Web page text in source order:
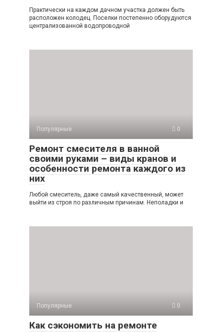
Практически на каждом дачном участка должен быть
расположен колодец. Поселки постепенно оборудуются
централизованной водопроводной
Популярные 0
Ремонт смесителя в ванной
своими руками – виды кранов и
особенности ремонта каждого из
них
Любой смеситель, даже самый качественный, может
выйти из строя по различным причинам. Неполадки и
Популярные 0
Как сэкономить на ремонте